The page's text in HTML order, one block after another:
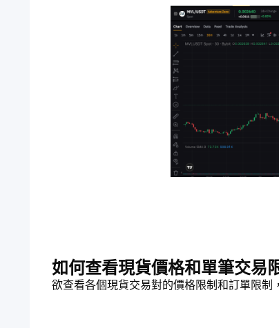
如何查看現貨價格和單筆交易
欲查看各個現貨交易對的價格限制和訂單限制